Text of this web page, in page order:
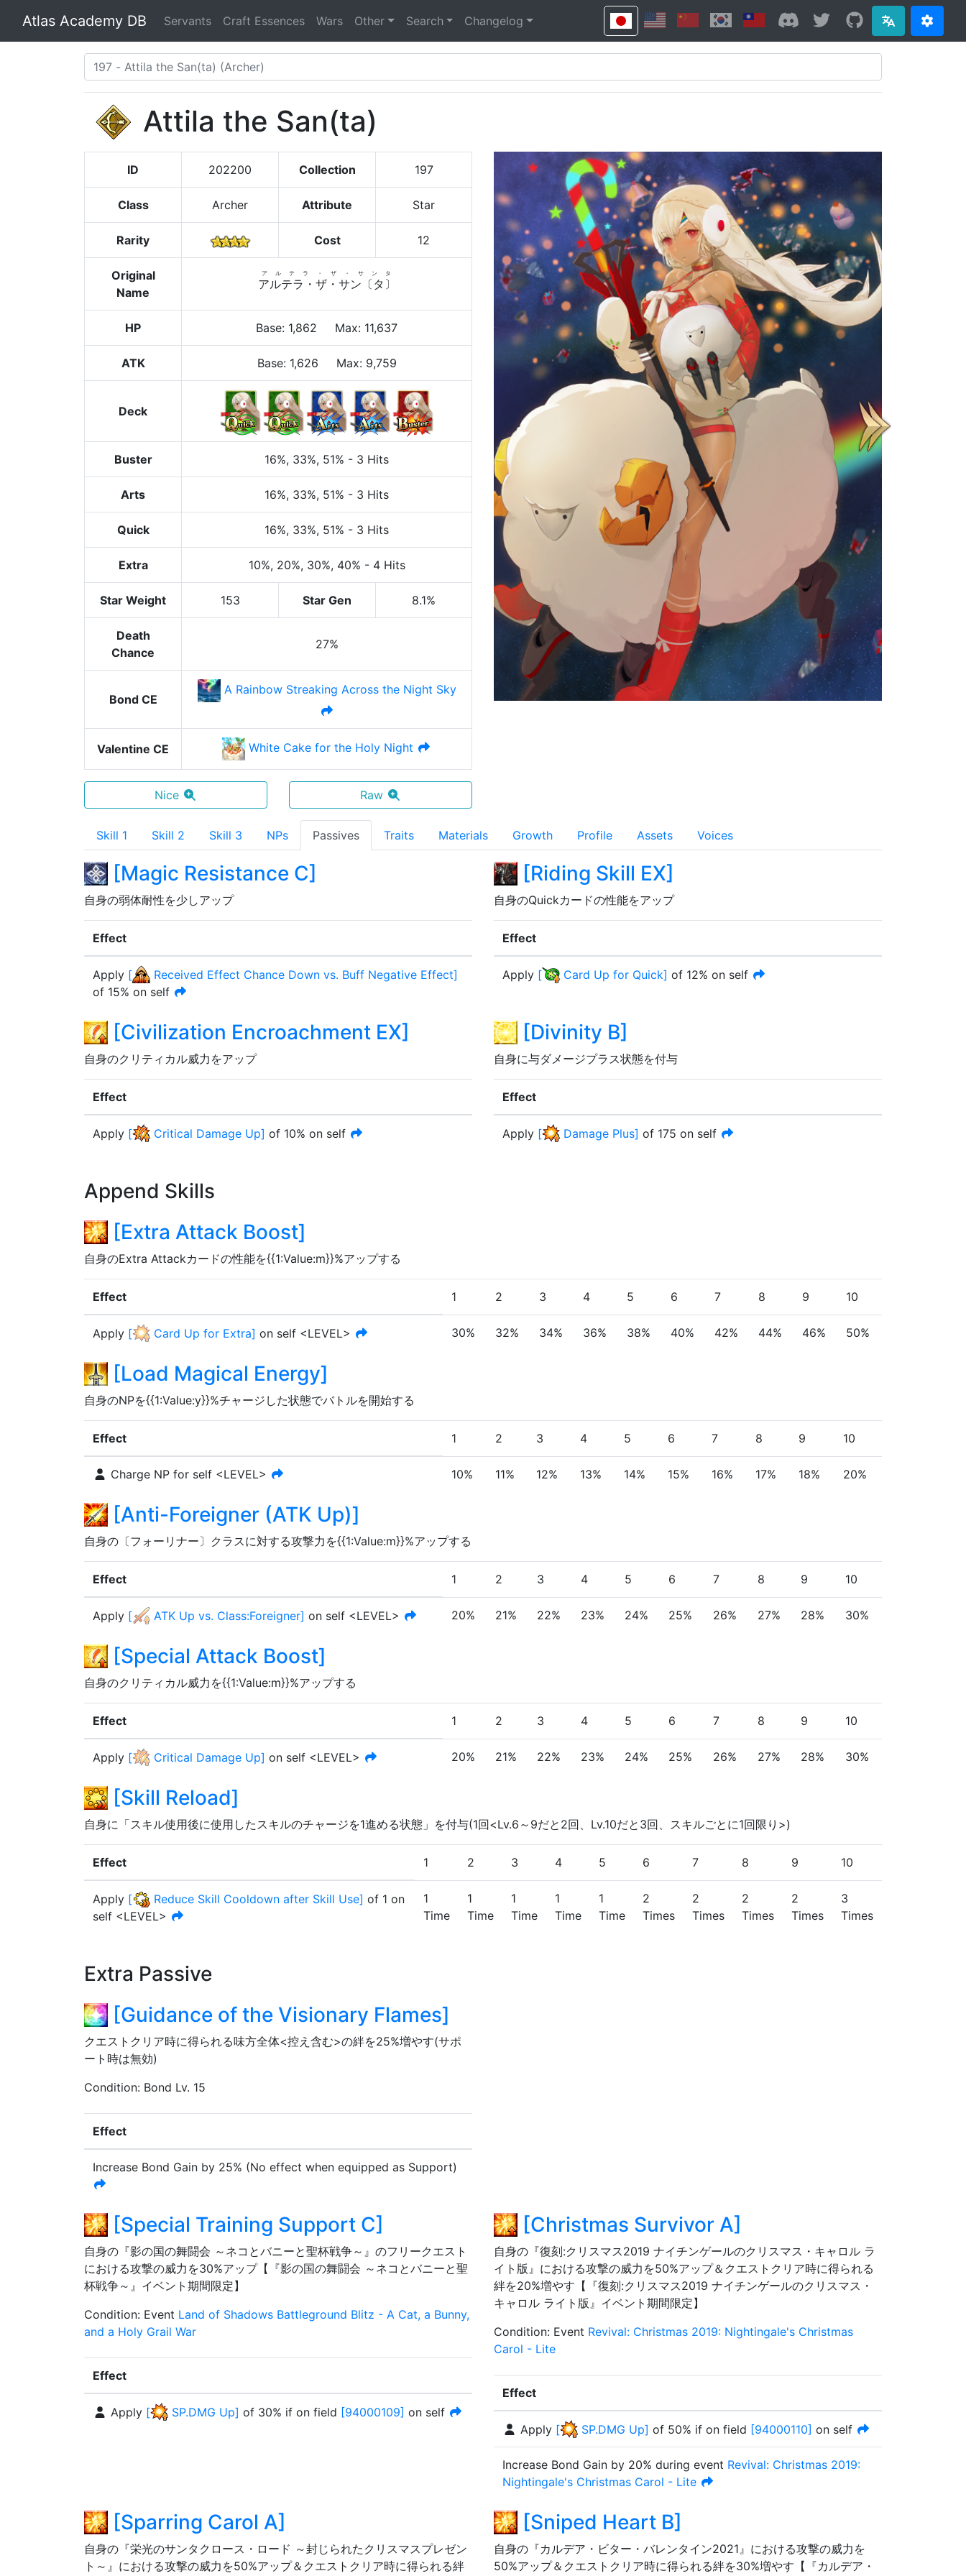
Atlas Academy DB Servants Craft Essences Wars Other Search Changelog
Attila the San(ta)
ID 202200 Collection 197
Class Archer Attribute Star
Rarity Cost 12
Original
Name
アルテラ・ザ・サン〔タ〕
アルテラ・ザ・サンタ
HP Base: 1,862 Max: 11,637
ATK Base: 1,626 Max: 9,759
Deck
Buster 16%, 33%, 51% - 3 Hits
Arts 16%, 33%, 51% - 3 Hits
Quick 16%, 33%, 51% - 3 Hits
Extra 10%, 20%, 30%, 40% - 4 Hits
Star Weight 153 Star Gen 8.1%
Death
Chance
27%
Bond CE
A Rainbow Streaking Across the Night Sky
Valentine CE White Cake for the Holy Night
Nice Raw
Skill 1 Skill 2 Skill 3 NPs Passives Traits Materials Growth Profile Assets Voices
[Magic Resistance C]
自身の弱体耐性を少しアップ
Effect
Apply [ Received Effect Chance Down vs. Buff Negative Effect]
of 15% on self
[Riding Skill EX]
自身のQuickカードの性能をアップ
Effect
Apply [ Card Up for Quick] of 12% on self
[Civilization Encroachment EX]
自身のクリティカル威力をアップ
Effect
Apply [ Critical Damage Up] of 10% on self
[Divinity B]
自身に与ダメージプラス状態を付与
Effect
Apply [ Damage Plus] of 175 on self
Append Skills
[Extra Attack Boost]
自身のExtra Attackカードの性能を{{1:Value:m}}%アップする
Effect 1 2 3 4 5 6 7 8 9 10
Apply [ Card Up for Extra] on self <LEVEL> 30% 32% 34% 36% 38% 40% 42% 44% 46% 50%
[Load Magical Energy]
自身のNPを{{1:Value:y}}%チャージした状態でバトルを開始する
Effect 1 2 3 4 5 6 7 8 9 10
Charge NP for self <LEVEL> 10% 11% 12% 13% 14% 15% 16% 17% 18% 20%
[Anti-Foreigner (ATK Up)]
自身の〔フォーリナー〕クラスに対する攻撃力を{{1:Value:m}}%アップする
Effect 1 2 3 4 5 6 7 8 9 10
Apply [ ATK Up vs. Class:Foreigner] on self <LEVEL> 20% 21% 22% 23% 24% 25% 26% 27% 28% 30%
[Special Attack Boost]
自身のクリティカル威力を{{1:Value:m}}%アップする
Effect 1 2 3 4 5 6 7 8 9 10
Apply [ Critical Damage Up] on self <LEVEL> 20% 21% 22% 23% 24% 25% 26% 27% 28% 30%
[Skill Reload]
自身に「スキル使用後に使用したスキルのチャージを1進める状態」を付与(1回<Lv.6～9だと2回、Lv.10だと3回、スキルごとに1回限り>)
Effect 1 2 3 4 5 6 7 8 9 10
Apply [ Reduce Skill Cooldown after Skill Use] of 1 on
self <LEVEL>
1
Time
1
Time
1
Time
1
Time
1
Time
2
Times
2
Times
2
Times
2
Times
3
Times
Extra Passive
[Guidance of the Visionary Flames]
クエストクリア時に得られる味方全体<控え含む>の絆を25%増やす(サポ
ート時は無効)
Condition: Bond Lv. 15
Effect
Increase Bond Gain by 25% (No effect when equipped as Support)
[Special Training Support C]
自身の『影の国の舞闘会 ～ネコとバニーと聖杯戦争～』のフリークエスト
における攻撃の威力を30%アップ【『影の国の舞闘会 ～ネコとバニーと聖
杯戦争～』イベント期間限定】
Condition: Event Land of Shadows Battleground Blitz - A Cat, a Bunny,
and a Holy Grail War
Effect
Apply [ SP.DMG Up] of 30% if on field [94000109] on self
[Christmas Survivor A]
自身の『復刻:クリスマス2019 ナイチンゲールのクリスマス・キャロル ラ
イト版』における攻撃の威力を50%アップ＆クエストクリア時に得られる
絆を20%増やす【『復刻:クリスマス2019 ナイチンゲールのクリスマス・
キャロル ライト版』イベント期間限定】
Condition: Event Revival: Christmas 2019: Nightingale's Christmas
Carol - Lite
Effect
Apply [ SP.DMG Up] of 50% if on field [94000110] on self
Increase Bond Gain by 20% during event Revival: Christmas 2019:
Nightingale's Christmas Carol - Lite
[Sparring Carol A]
自身の『栄光のサンタクロース・ロード ～封じられたクリスマスプレゼン
ト～』における攻撃の威力を50%アップ＆クエストクリア時に得られる絆
[Sniped Heart B]
自身の『カルデア・ビター・バレンタイン2021』における攻撃の威力を
50%アップ＆クエストクリア時に得られる絆を30%増やす【『カルデア・